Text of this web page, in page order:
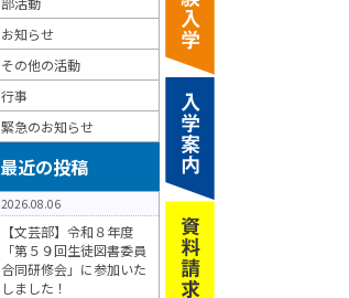
お知らせ
その他の活動
行事
緊急のお知らせ
最近の投稿
2026.08.06
【文芸部】令和８年度
「第５９回生徒図書委員
合同研修会」に参加いた
しました！